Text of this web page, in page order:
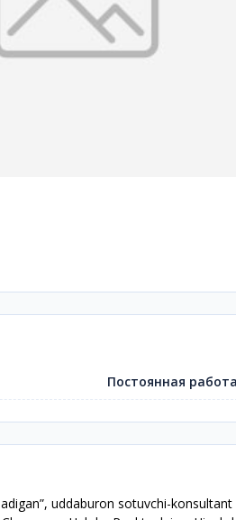
Постоянная работа
uddaburon sotuvchi-